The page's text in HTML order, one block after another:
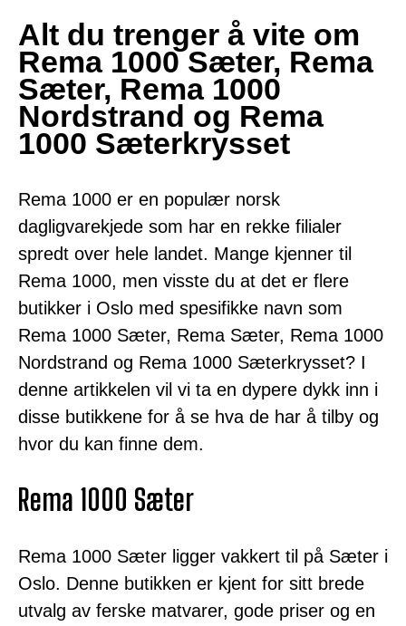
Alt du trenger å vite om
Rema 1000 Sæter, Rema
Sæter, Rema 1000
Nordstrand og Rema
1000 Sæterkrysset
Rema 1000 er en populær norsk
dagligvarekjede som har en rekke filialer
spredt over hele landet. Mange kjenner til
Rema 1000, men visste du at det er flere
butikker i Oslo med spesifikke navn som
Rema 1000 Sæter, Rema Sæter, Rema 1000
Nordstrand og Rema 1000 Sæterkrysset? I
denne artikkelen vil vi ta en dypere dykk inn i
disse butikkene for å se hva de har å tilby og
hvor du kan finne dem.
Rema 1000 Sæter
Rema 1000 Sæter ligger vakkert til på Sæter i
Oslo. Denne butikken er kjent for sitt brede
utvalg av ferske matvarer, gode priser og en